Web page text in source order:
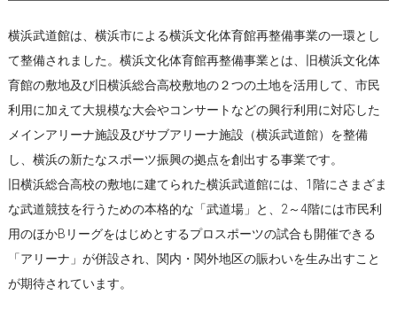
横浜武道館は、横浜市による横浜文化体育館再整備事業の一環とし
て整備されました。横浜文化体育館再整備事業とは、旧横浜文化体
育館の敷地及び旧横浜総合高校敷地の２つの土地を活用して、市民
利用に加えて大規模な大会やコンサートなどの興行利用に対応した
メインアリーナ施設及びサブアリーナ施設（横浜武道館）を整備
し、横浜の新たなスポーツ振興の拠点を創出する事業です。
旧横浜総合高校の敷地に建てられた横浜武道館には、1階にさまざま
な武道競技を行うための本格的な「武道場」と、2～4階には市民利
用のほかBリーグをはじめとするプロスポーツの試合も開催できる
「アリーナ」が併設され、関内・関外地区の賑わいを生み出すこと
が期待されています。